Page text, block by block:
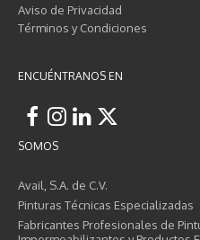
Aviso de Privacidad
Términos y Condiciones
ENCUÉNTRANOS EN
SOMOS
Avail, S.A. de C.V.
Pinturas Técnicas Especializadas
Fabricantes Profesionales de